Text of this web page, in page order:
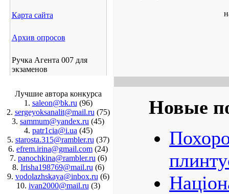
Карта сайта
Архив опросов
Ручка Агента 007 для
экзаменов
Лучшие автора конкурса
1. saleon@bk.ru (96)
2. sergeyoksanalit@mail.ru (75)
3. sammum@yandex.ru (45)
4. patr1cia@i.ua (45)
5. starosta.315@rambler.ru (37)
6. efrem.irina@gmail.com (24)
7. panochkina@rambler.ru (6)
8. Irisha198769@mail.ru (6)
9. vodolazhskaya@inbox.ru (6)
10. ivan2000@mail.ru (3)
Новые